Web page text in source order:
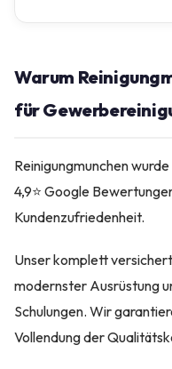
Warum
für
Reinigungmunchen
4,9⭐ Google
Kundenzufriedenheit.
Unser komplett
modernster Ausrüstung
Schulungen. Wir
Vollendung der